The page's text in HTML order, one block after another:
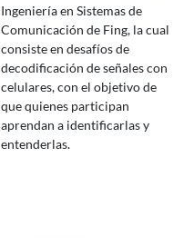
Ingeniería en Sistemas de
Comunicación de Fing, la cual
consiste en desafíos de
decodificación de señales con
celulares, con el objetivo de
que quienes participan
aprendan a identificarlas y
entenderlas.